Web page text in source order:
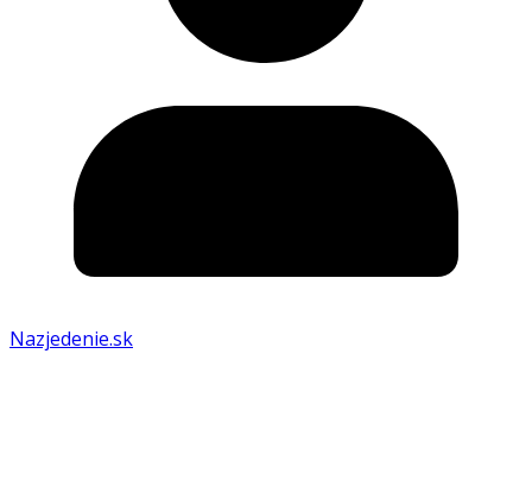
Nazjedenie.sk